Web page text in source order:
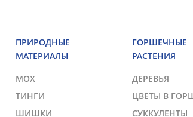
ПРИРОДНЫЕ
МАТЕРИАЛЫ
МОХ
ТИНГИ
ШИШКИ
ГОРШЕЧНЫЕ
РАСТЕНИЯ
ДЕРЕВЬЯ
ЦВЕТЫ В
СУККУЛЕНТЫ